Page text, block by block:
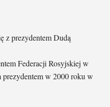
z prezydentem Dudą
Federacji Rosyjskiej w
prezydentem w 2000 roku w